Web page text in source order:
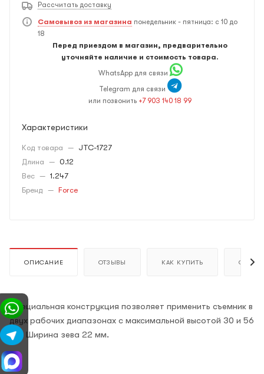
Рассчитать доставку
Самовывоз из магазина понедельник - пятница: с 10 до
18
Перед приездом в магазин, предварительно
уточняйте наличие и стоимость товара.
WhatsApp для связи
Telegram для связи
или позвонить +7 903 140 18 99
Характеристики
Код товара — JTC-1727
Длина — 0.12
Вес — 1.247
Бренд — Force
ОПИСАНИЕ ОТЗЫВЫ КАК КУПИТЬ ОПЛАТА
Специальная конструкция позволяет применить съемник в
двух рабочих диапазонах с максимальной высотой 30 и 56
мм. Ширина зева 22 мм.